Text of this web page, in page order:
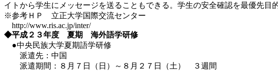
イトから学生にメッセージを送ることもできる。学生の安全確認を最優先
※参考ＨＰ 立正大学国際交流センター
http://www.ris.ac.jp/inter/
◆平成２３年度 夏期 海外語学研修
●中央民族大学夏期語学研修
派遣先：中国
派遣期間：８月７日（日）～８月２７日（土） ３週間